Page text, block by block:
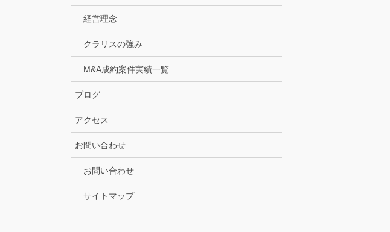
経営理念
クラリスの強み
M&A成約案件実績一覧
ブログ
アクセス
お問い合わせ
お問い合わせ
サイトマップ